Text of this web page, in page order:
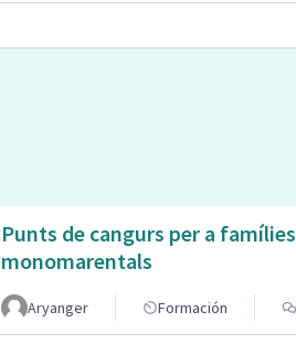
Punts de cangurs per a famílies
monomarentals
Aryanger Formación